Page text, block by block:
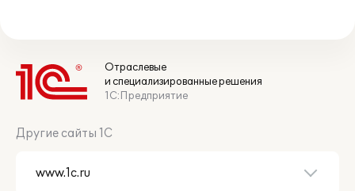
Отраслевые
и специализированные решения
1С:Предприятие
Другие сайты 1С